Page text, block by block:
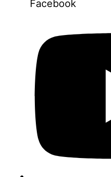
Facebook